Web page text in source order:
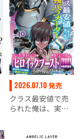
2026.07.10発売
クラス最安値で売
られた俺は、実は